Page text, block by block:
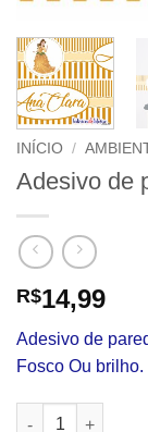
INÍCIO /
Adesivo de
R$14,99
Adesivo de
Fosco Ou
Adesivo de